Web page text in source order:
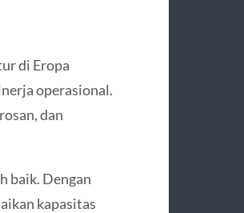
di Eropa
operasional.
dan
baik. Dengan
kapasitas